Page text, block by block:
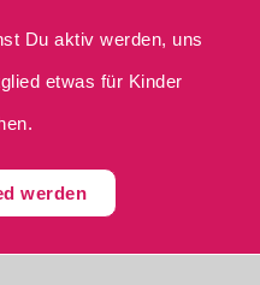
Du aktiv werden, uns
etwas für Kinder
werden